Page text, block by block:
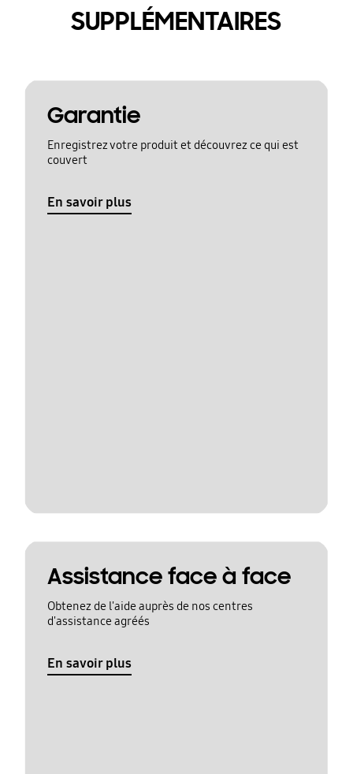
SUPPLÉMENTAIRES
Garantie
Enregistrez votre produit et découvrez ce qui est
couvert
En savoir plus
Assistance face à face
Obtenez de l'aide auprès de nos centres
d'assistance agréés
En savoir plus